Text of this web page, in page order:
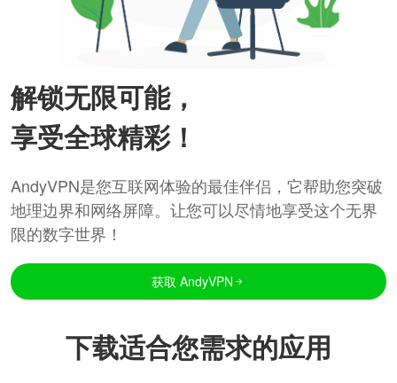
解锁无限可能，
享受全球精彩！
AndyVPN是您互联网体验的最佳伴侣，它帮助您突破
地理边界和网络屏障。让您可以尽情地享受这个无界
限的数字世界！
获取 AndyVPN
下载适合您需求的应用